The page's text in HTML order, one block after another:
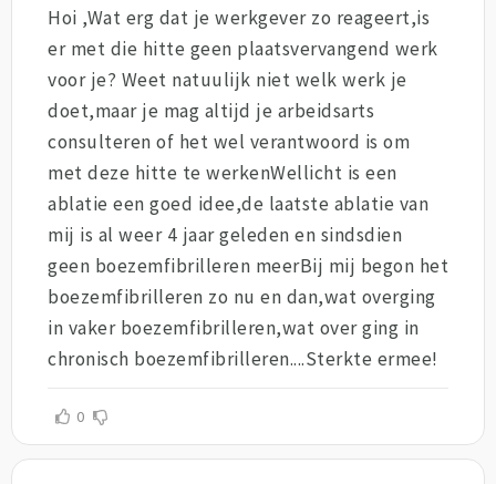
Hoi ,Wat erg dat je werkgever zo reageert,is
er met die hitte geen plaatsvervangend werk
voor je? Weet natuulijk niet welk werk je
doet,maar je mag altijd je arbeidsarts
consulteren of het wel verantwoord is om
met deze hitte te werkenWellicht is een
ablatie een goed idee,de laatste ablatie van
mij is al weer 4 jaar geleden en sindsdien
geen boezemfibrilleren meerBij mij begon het
boezemfibrilleren zo nu en dan,wat overging
in vaker boezemfibrilleren,wat over ging in
chronisch boezemfibrilleren....Sterkte ermee!
0